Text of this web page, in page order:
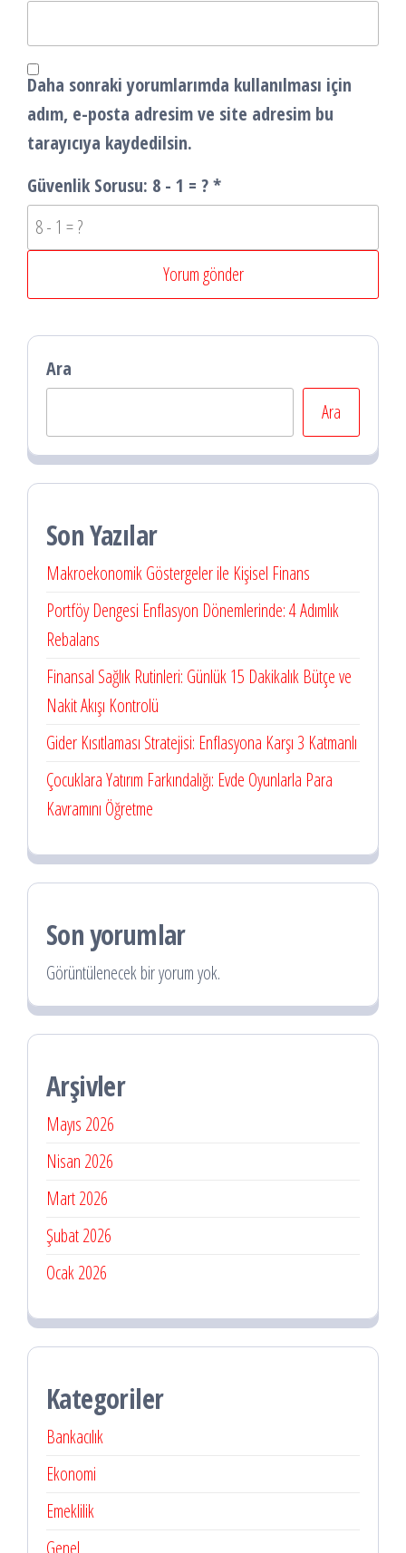
Daha sonraki yorumlarımda kullanılması için
adım, e-posta adresim ve site adresim bu
tarayıcıya kaydedilsin.
Güvenlik Sorusu: 8 - 1 = ?*
Ara
Ara
Son Yazılar
Makroekonomik Göstergeler ile Kişisel Finans
Portföy Dengesi Enflasyon Dönemlerinde: 4 Adımlık
Rebalans
Finansal Sağlık Rutinleri: Günlük 15 Dakikalık Bütçe ve
Nakit Akışı Kontrolü
Gider Kısıtlaması Stratejisi: Enflasyona Karşı 3 Katmanlı
Çocuklara Yatırım Farkındalığı: Evde Oyunlarla Para
Kavramını Öğretme
Son yorumlar
Görüntülenecek bir yorum yok.
Arşivler
Mayıs 2026
Nisan 2026
Mart 2026
Şubat 2026
Ocak 2026
Kategoriler
Bankacılık
Ekonomi
Emeklilik
Genel